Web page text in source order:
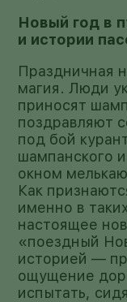
Новый год в
и истории
Праздничная
магия. Люди
приносят
поздравляют
под бой
шампанского
окном
Как
именно в
настоящее
«поездный
историей —
ощущение
испытать,